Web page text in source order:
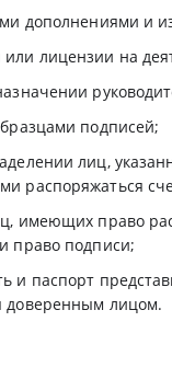
дополнениями и
лицензии на
подписей;
лиц,
распоряжаться
имеющих право
право подписи;
и паспорт
доверенным лицом.